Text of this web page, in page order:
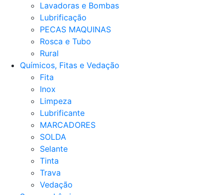
Lavadoras e Bombas
Lubrificação
PECAS MAQUINAS
Rosca e Tubo
Rural
Químicos, Fitas e Vedação
Fita
Inox
Limpeza
Lubrificante
MARCADORES
SOLDA
Selante
Tinta
Trava
Vedação